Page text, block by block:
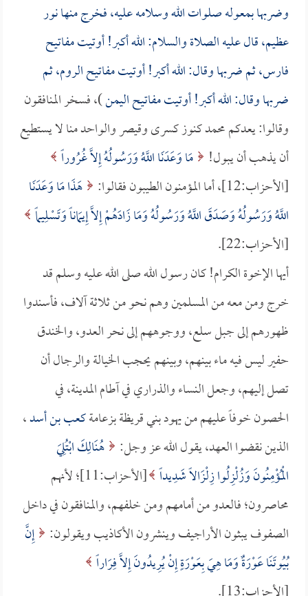
وضربها بمعوله صلوات الله وسلامه عليه، فخرج منها نور
عظيم، قال عليه الصلاة والسلام: الله أكبر! أوتيت مفاتيح
فارس، ثم ضربها وقال: الله أكبر! أوتيت مفاتيح الروم، ثم
ضربها وقال: الله أكبر! أوتيت مفاتيح اليمن)، فسخر المنافقون
وقالوا: يعدكم محمد كنوز كسرى وقيصر والواحد منا لا يستطيع
أن يذهب أن يبول!
مَا وَعَدَنَا اللَّهُ وَرَسُولُهُ إِلاَّ غُرُوراً
[الأحزاب:12]، أما المؤمنون الطيبون فقالوا:
هَذَا مَا وَعَدَنَا
اللَّهُ وَرَسُولُهُ وَصَدَقَ اللَّهُ وَرَسُولُهُ وَمَا زَادَهُمْ إِلاَّ إِيمَاناً وَتَسْلِيماً
[الأحزاب:22].
أيها الإخوة الكرام! كان رسول الله صلى الله عليه وسلم قد
خرج ومن معه من المسلمين وهم نحو من ثلاثة آلاف، فأسندوا
ظهورهم إلى جبل سلع، ووجوههم إلى نحر العدو، والخندق
حفير ليس فيه ماء بينهم، وبينهم يحجب الخيالة والرجال أن
تصل إليهم، وجعل النساء والذراري في آطام المدينة، في
الحصون خوفاً عليهم من يهود بني قريظة بزعامةكعب بن أسد،
الذين نقضوا العهد، يقول الله عز وجل: هُنَالِكَ ابْتُلِيَ
الْمُؤْمِنُونَ وَزُلْزِلُوا زِلْزَالاً شَدِيداً
[الأحزاب:11]؛ لأنهم
محاصرون؛ فالعدو من أمامهم ومن خلفهم، والمنافقون في داخل
الصفوف يبثون الأراجيف وينشرون الأكاذيب ويقولون: إِنَّ
بُيُوتَنَا عَوْرَةٌ وَمَا هِيَ بِعَوْرَةٍ إِنْ يُرِيدُونَ إِلاَّ فِرَاراً